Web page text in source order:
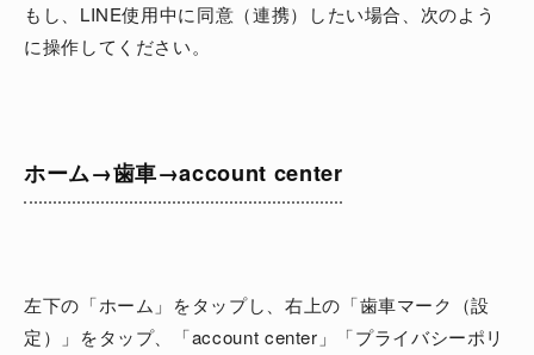
もし、LINE使用中に同意（連携）したい場合、次のよう
に操作してください。
ホーム→歯車→account center
左下の「ホーム」をタップし、右上の「歯車マーク（設
定）」をタップ、「account center」「プライバシーポリ